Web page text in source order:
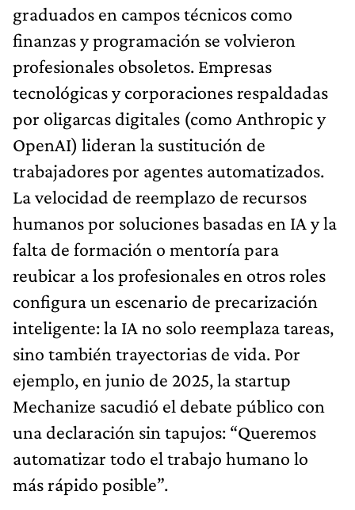
graduados en campos técnicos como
finanzas y programación se volvieron
profesionales obsoletos. Empresas
tecnológicas y corporaciones respaldadas
por oligarcas digitales (como Anthropic y
OpenAI) lideran la sustitución de
trabajadores por agentes automatizados.
La velocidad de reemplazo de recursos
humanos por soluciones basadas en IA y la
falta de formación o mentoría para
reubicar a los profesionales en otros roles
configura un escenario de precarización
inteligente: la IA no solo reemplaza tareas,
sino también trayectorias de vida. Por
ejemplo, en junio de 2025, la startup
Mechanize sacudió el debate público con
una declaración sin tapujos: “Queremos
automatizar todo el trabajo humano lo
más rápido posible”.